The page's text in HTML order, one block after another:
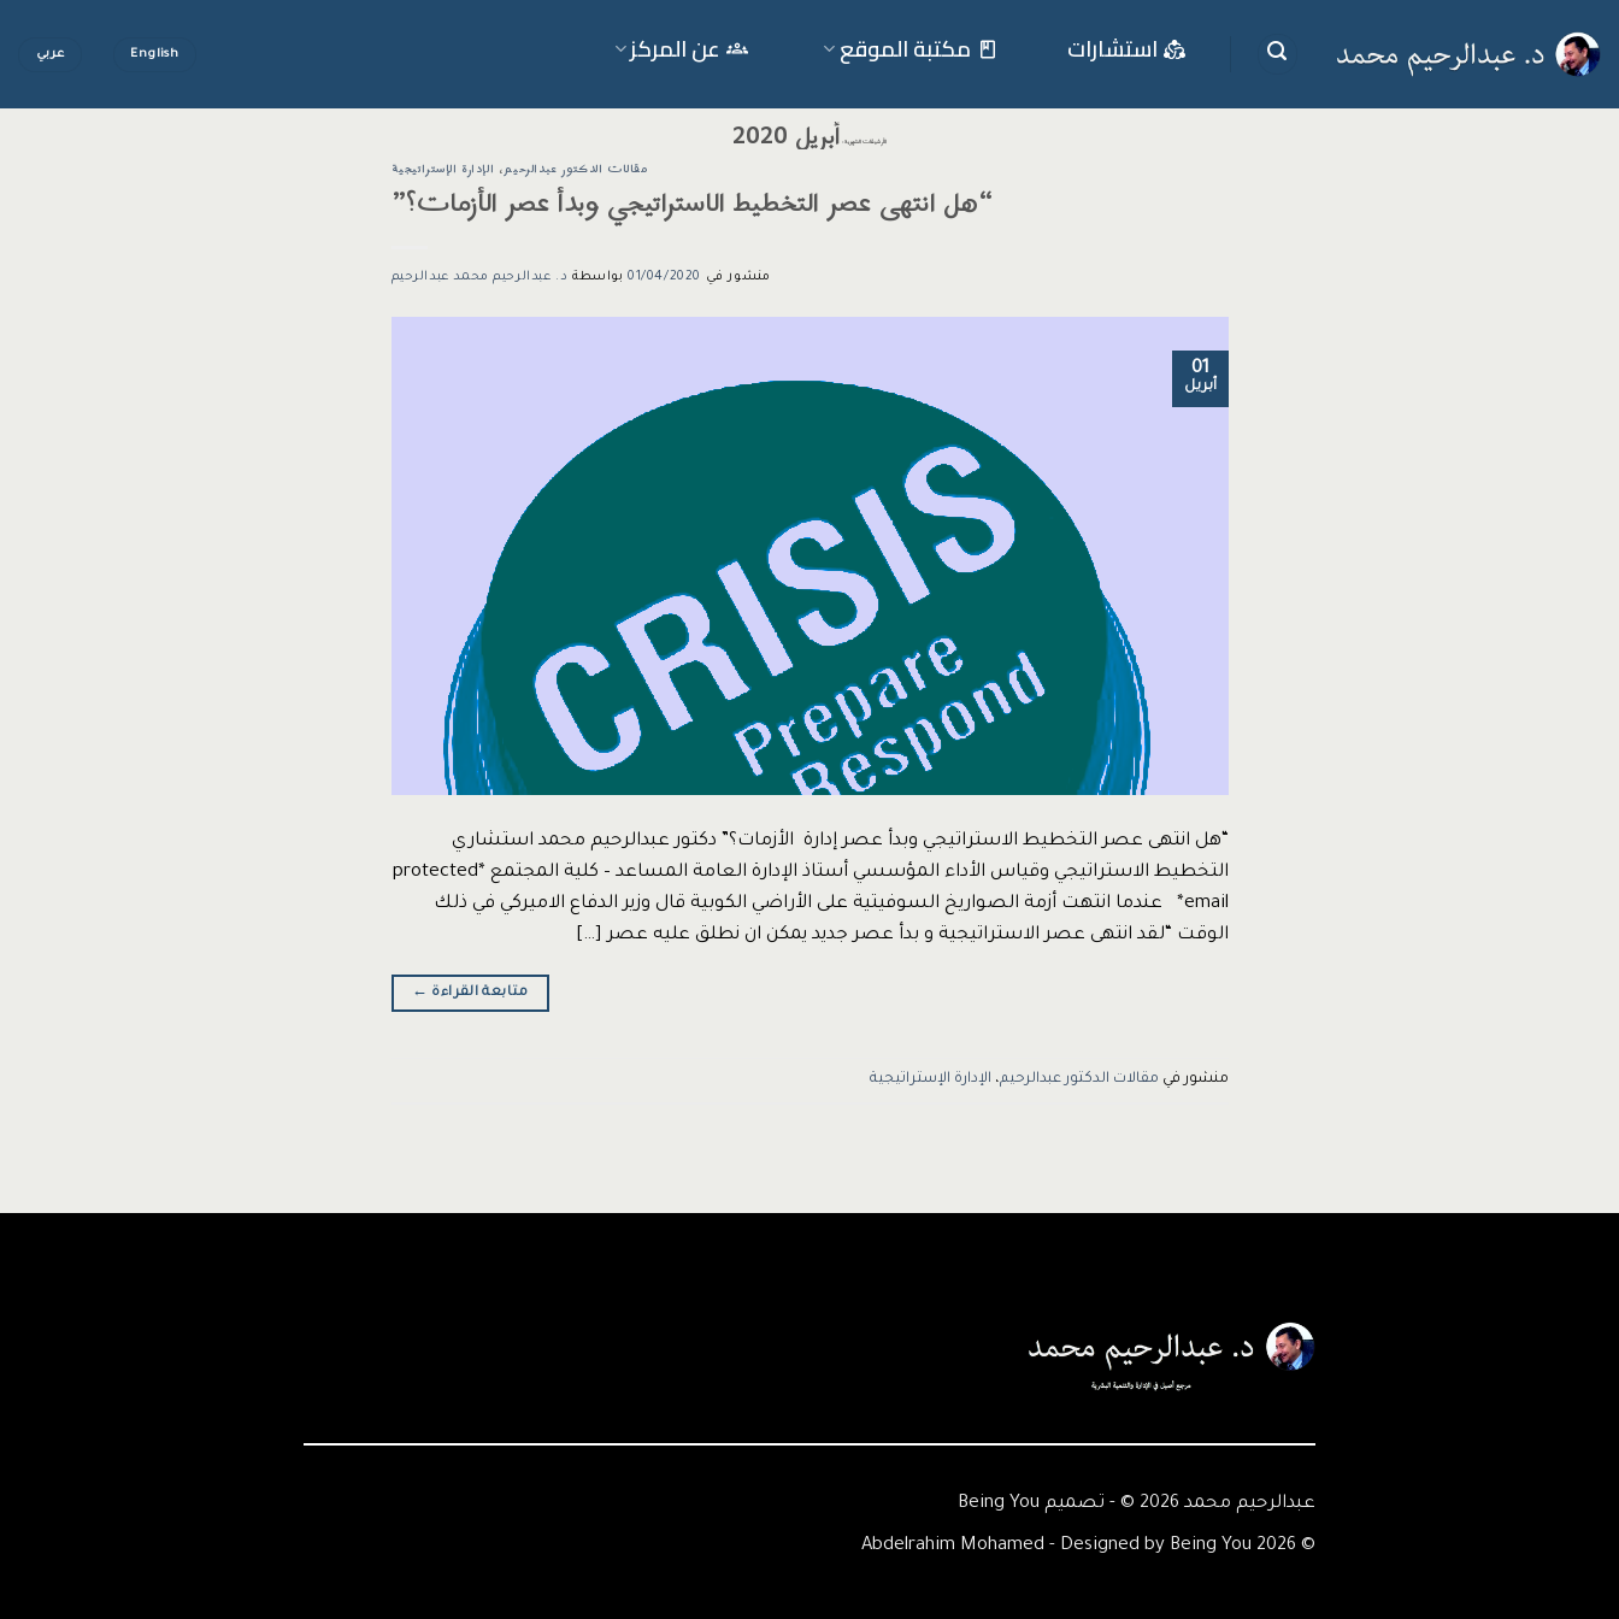
للمحتوى
استشارات مكتبة الموقع عن المركز English عربي
الأرشيفات الشهرية: أبريل 2020
مقالات الدكتور عبدالرحيم، الإدارة الإستراتيجية
“هل انتهى عصر التخطيط الاستراتيجي وبدأ عصر الأزمات؟”
منشور في 01/04/2020 بواسطة د. عبدالرحيم محمد عبدالرحيم
01
أبريل
“هل انتهى عصر التخطيط الاستراتيجي وبدأ عصر إدارة الأزمات؟” دكتور عبدالرحيم محمد استشاري
التخطيط الاستراتيجي وقياس الأداء المؤسسي أستاذ الإدارة العامة المساعد – كلية المجتمع *protected
email* عندما انتهت أزمة الصواريخ السوفيتية على الأراضي الكوبية قال وزير الدفاع الاميركي في ذلك
الوقت “لقد انتهى عصر الاستراتيجية و بدأ عصر جديد يمكن ان نطلق عليه عصر […]
متابعة القراءة ←
منشور في مقالات الدكتور عبدالرحيم، الإدارة الإستراتيجية
عبدالرحيم محمد 2026 © - تصميم Being You
© 2026 Abdelrahim Mohamed - Designed by Being You